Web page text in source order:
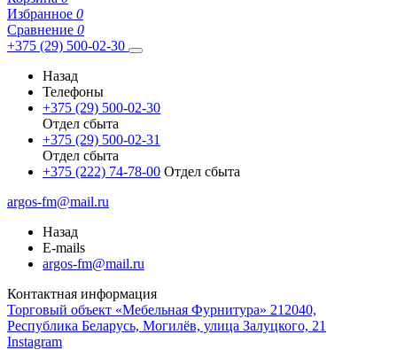
Избранное 0
Сравнение 0
+375 (29) 500-02-30
Назад
Телефоны
+375 (29) 500-02-30
Отдел сбыта
+375 (29) 500-02-31
Отдел сбыта
+375 (222) 74-78-00 Отдел сбыта
argos-fm@mail.ru
Назад
E-mails
argos-fm@mail.ru
Контактная информация
Торговый объект «Мебельная Фурнитура» 212040,
Республика Беларусь, Могилёв, улица Залуцкого, 21
Instagram